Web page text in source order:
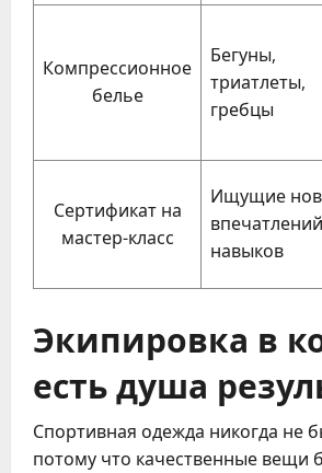
Компрессионное
белье
Бегуны,
триатлеты,
гребцы
Сертификат на
мастер-класс
Ищущие
навыков
Экипировка в
есть душа
Спортивная одежда никогда не
потому что качественные вещи